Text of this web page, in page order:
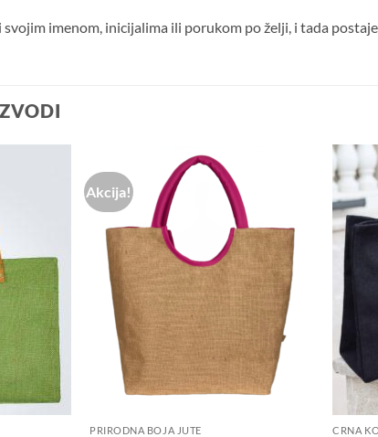
imenom, inicijalima ili porukom po želji, i tada
Akcija!
PRIRODNA BOJA JUTE CRNA